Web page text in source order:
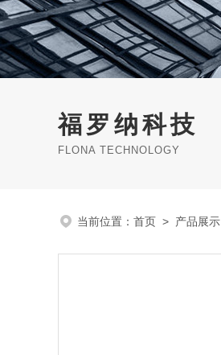
福罗纳科技
FLONA TECHNOLOGY
当前位置： 首页 > 产品展示